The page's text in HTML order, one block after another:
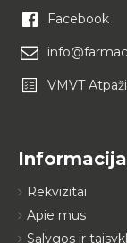
Facebook
VMVT
Informacija
Rekvizitai
Apie mus
Sąlygos ir